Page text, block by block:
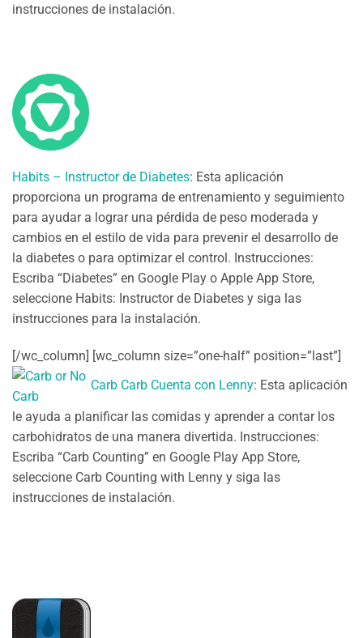
instrucciones de instalación.
Habits – Instructor de Diabetes: Esta aplicación
proporciona un programa de entrenamiento y seguimiento
para ayudar a lograr una pérdida de peso moderada y
cambios en el estilo de vida para prevenir el desarrollo de
la diabetes o para optimizar el control. Instrucciones:
Escriba “Diabetes” en Google Play o Apple App Store,
seleccione Habits: Instructor de Diabetes y siga las
instrucciones para la instalación.
[/wc_column] [wc_column size=”one-half” position=”last”]
Carb Carb Cuenta con Lenny: Esta aplicación
le ayuda a planificar las comidas y aprender a contar los
carbohidratos de una manera divertida. Instrucciones:
Escriba “Carb Counting” en Google Play App Store,
seleccione Carb Counting with Lenny y siga las
instrucciones de instalación.